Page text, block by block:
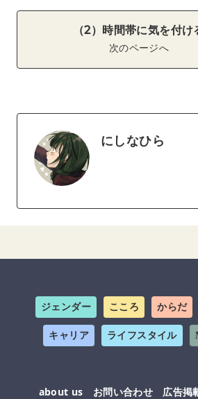
（2）時間帯に気を付け
次のページへ
にしなひら
ジェンダー こころ からだ
キャリア ライフスタイル
about us お問い合わせ 広告掲